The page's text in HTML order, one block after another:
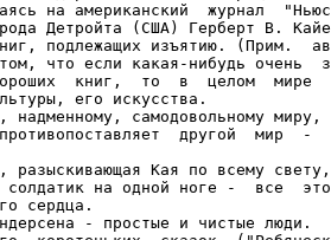
на американский  журнал
Детройта (США) Герберт В.
подлежащих изъятию. (Прим.
что если какая-нибудь очень
книг,  то  в  целом  мире
его искусства.
надменному, самодовольному миру,
другой  мир  -
разыскивающая Кая по всему
солдатик на одной ноге -  все
сердца.
- простые и чистые люди.